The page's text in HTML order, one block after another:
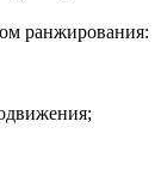
ранжирования: